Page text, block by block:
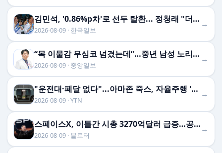
김민석, '0.86%p차'로 선두 탈환... 정청래 "더 질 줄 알았는데 다행"
2026-08-09 · 한국일보
→
“목 이물감 무심코 넘겼는데”…중년 남성 노리는 ‘침묵의 암’ [Health&]
2026-08-09 · 중앙일보
→
"운전대·페달 없다"...아마존 죽스, 자율주행 '로보택시' 첫 상용화 승인
2026-08-09 · YTN
→
스페이스X, 이틀간 시총 3270억달러 급증…공모가 회복 눈앞
2026-08-09 · 블로터
→